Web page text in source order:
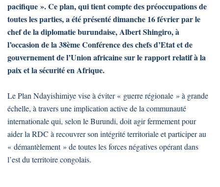
pacifique ». Ce plan, qui tient compte des préoccupations de
toutes les parties, a été présenté dimanche 16 février par le
chef de la diplomatie burundaise, Albert Shingiro, à
l’occasion de la 38ème Conférence des chefs d’Etat et de
gouvernement de l’Union africaine sur le rapport relatif à la
paix et la sécurité en Afrique.
Le Plan Ndayishimiye vise à éviter « guerre régionale » à grande
échelle, à travers une implication active de la communauté
internationale qui, selon le Burundi, doit agir fermement pour
aider la RDC à recouvrer son intégrité territoriale et participer au
« démantèlement » de toutes les forces négatives opérant dans
l’est du territoire congolais.